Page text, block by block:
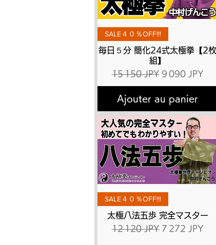
Aperçu rapide
SALE４０％OFF!!!
毎日５分 簡化24式太極拳【2枚
組】
Prix original
15 150 JPY Prix
9 090 JPY
Ajouter au panier
Aperçu rapide
SALE４０％OFF!!!
太極八法五歩 完全マスター
Prix original
12 120 JPY Prix
7 272 JPY